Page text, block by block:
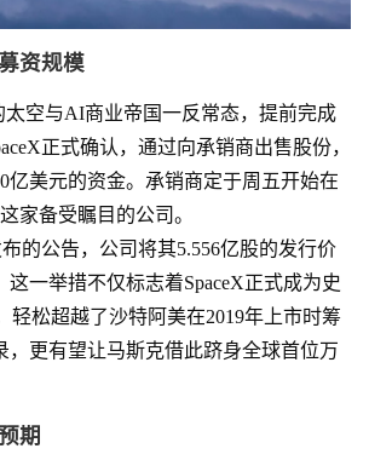
资规模
太空与AI商业帝国一反常态，提前完成
正式确认，通过向承销商出售股份，
亿美元的资金。承销商定于周五开始在
家备受瞩目的公司。
的公告，公司将其5.556亿股的发行价
这一举措不仅标志着SpaceX正式成为史
轻松超越了沙特阿美在2019年上市时筹
，更有望让马斯克借此跻身全球首位万
期